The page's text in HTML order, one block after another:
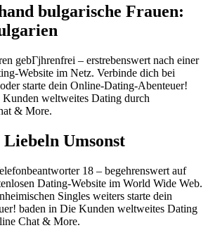
bulgarische Frauen:
gebГјhrenfrei – erstrebenswert nach einer
Website im Netz. Verbinde dich bei
starte dein Online-Dating-Abenteuer!
weltweites Dating durch
& More.
Umsonst
18 – begehrenswert auf
Dating-Website im World Wide Web.
Singles weiters starte dein
baden in Die Kunden weltweites Dating
Chat & More.